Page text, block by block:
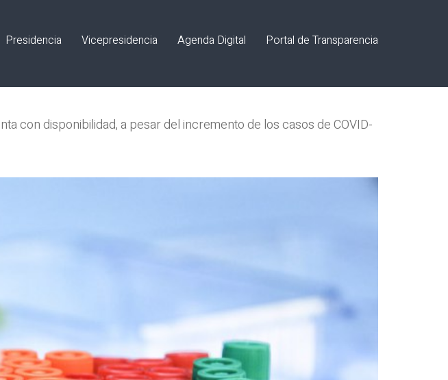
Presidencia Vicepresidencia Agenda Digital Portal de Transparencia
con disponibilidad, a pesar del incremento de los casos de COVID-